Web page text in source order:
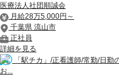
医療法人社団順誠会
月給28万5,000円～
千葉県 流山市
正社員
詳細を見る
「駅チカ」/正看護師/常勤/日
お...